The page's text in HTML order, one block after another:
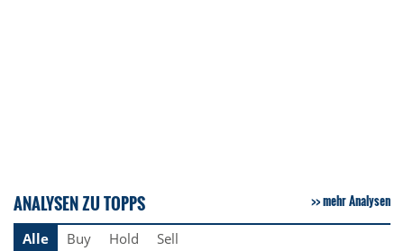
ANALYSEN ZU TOPPS mehr Analysen
Alle Buy Hold Sell